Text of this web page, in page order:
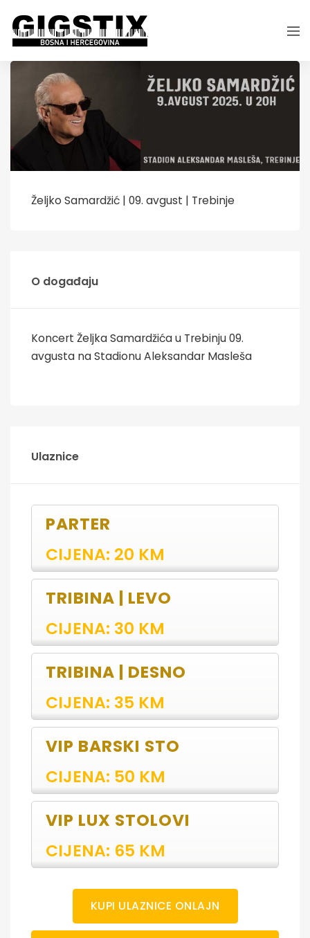
Željko Samardžić | 09. avgust | Trebinje
O događaju
Koncert Željka Samardžića u Trebinju 09.
avgusta na Stadionu Aleksandar Masleša
Ulaznice
PARTER
CIJENA: 20 KM
TRIBINA | LEVO
CIJENA: 30 KM
TRIBINA | DESNO
CIJENA: 35 KM
VIP BARSKI STO
CIJENA: 50 KM
VIP LUX STOLOVI
CIJENA: 65 KM
KUPI ULAZNICE ONLAJN